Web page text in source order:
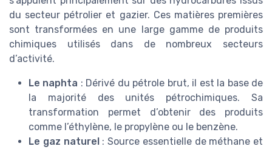
du secteur pétrolier et gazier. Ces matières premières
sont transformées en une large gamme de produits
chimiques utilisés dans de nombreux secteurs
d’activité.
Le naphta : Dérivé du pétrole brut, il est la base de
la majorité des unités pétrochimiques. Sa
transformation permet d’obtenir des produits
comme l’éthylène, le propylène ou le benzène.
Le gaz naturel: Source essentielle de méthane et